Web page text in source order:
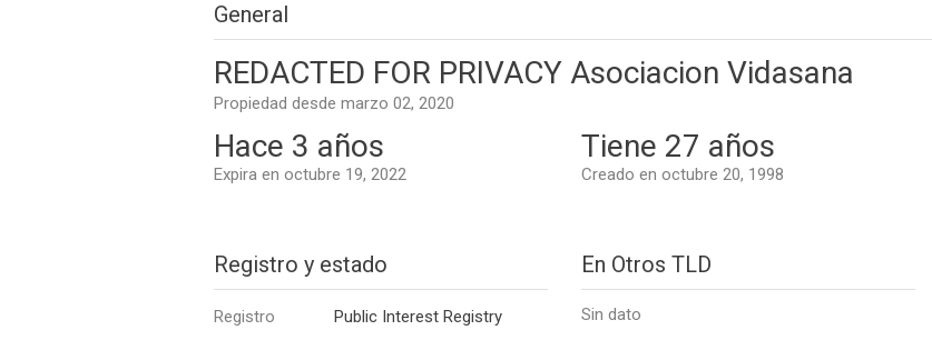
General
REDACTED FOR PRIVACY Asociacion Vidasana
Propiedad desde marzo 02, 2020
Hace 3 años
Expira en octubre 19, 2022
Tiene 27 años
Creado en octubre 20, 1998
Registro y estado
Registro Public Interest Registry
En Otros TLD
Sin dato